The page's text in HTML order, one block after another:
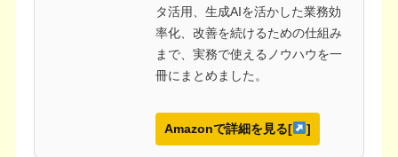
タ活用、生成AIを活かした業務効
率化、改善を続けるための仕組み
まで、実務で使えるノウハウを一
冊にまとめました。
Amazonで詳細を見る[ ]